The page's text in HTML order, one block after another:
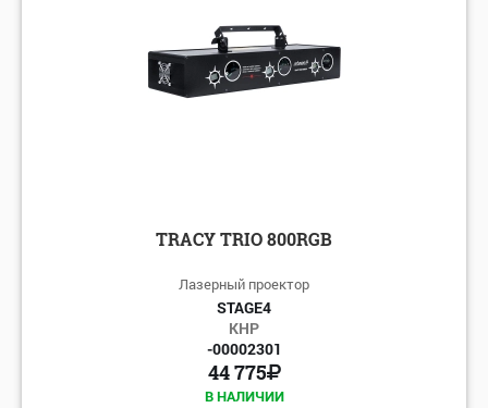
по цене: убыванию
по цене: возрастанию
TRACY TRIO 800RGB
Лазерный проектор
STAGE4
КНР
-00002301
44 775
В НАЛИЧИИ